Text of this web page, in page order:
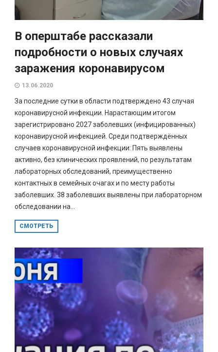
В оперштабе рассказали
подробности о новых случаях
заражения коронавирусом
13.06.2020
За последние сутки в области подтверждено 43 случая
коронавирусной инфекции. Нарастающим итогом
зарегистрировано 2027 заболевших (инфицированных)
коронавирусной инфекцией. Среди подтверждённых
случаев коронавирусной инфекции: Пять выявлены
активно, без клинических проявлений, по результатам
лабораторных обследований, преимущественно
контактных в семейных очагах и по месту работы
заболевших. 38 заболевших выявлены при лабораторном
обследовании на...
СМОТРЕТЬ